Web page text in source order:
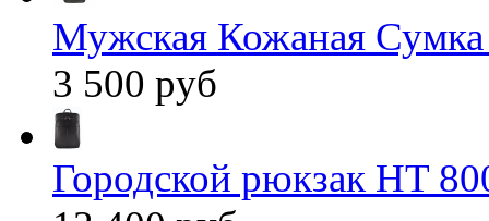
Мужская Кожаная
3 500 руб
Городской рюкзак HT